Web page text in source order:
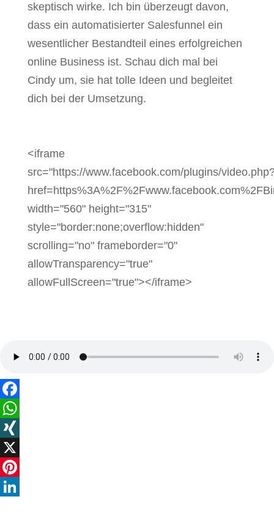
skeptisch wirke. Ich bin überzeugt davon,
dass ein automatisierter Salesfunnel ein
wesentlicher Bestandteil eines erfolgreichen
online Business ist. Schau dich mal bei
Cindy um, sie hat tolle Ideen und begleitet
dich bei der Umsetzung.
<iframe
src="https://www.facebook.com/plugins/
width="560" height="315"
style="border:none;overflow:hidden"
scrolling="no" frameborder="0"
allowTransparency="true"
allowFullScreen="true"></iframe>
Facebook
WhatsApp
XING
X
Pinterest